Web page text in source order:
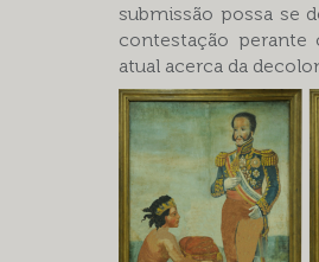
submissão possa se
contestação
atual acerca da